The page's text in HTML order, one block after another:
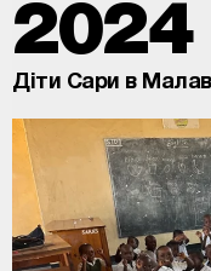
2024
Діти Сари в